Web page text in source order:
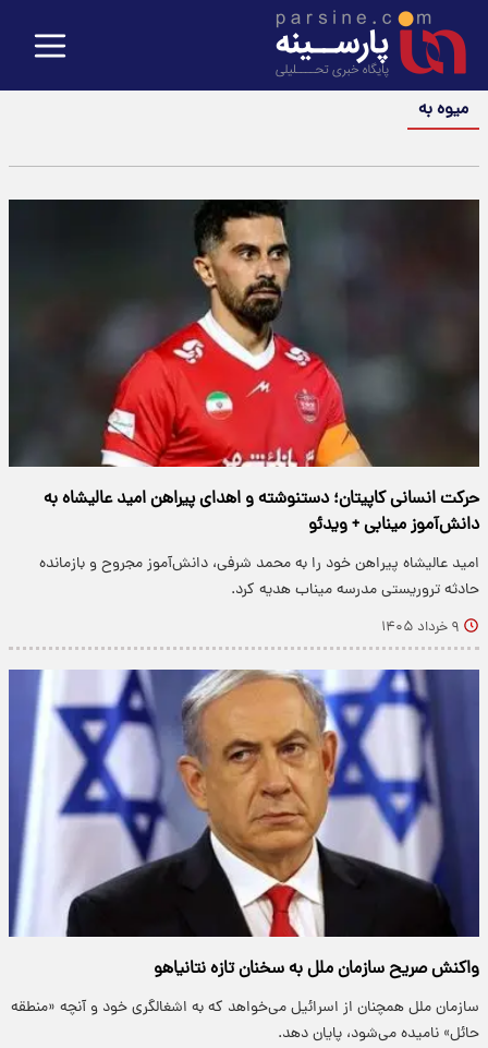
میوه به
حرکت انسانی کاپیتان؛ دستنوشته و اهدای پیراهن امید عالیشاه به
دانش‌آموز مینابی + ویدئو
امید عالیشاه پیراهن خود را به محمد شرفی، دانش‌آموز مجروح و بازمانده
حادثه تروریستی مدرسه میناب هدیه کرد.
۹ خرداد ۱۴۰۵
واکنش صریح سازمان ملل به سخنان تازه نتانیاهو
سازمان ملل همچنان از اسرائیل می‌خواهد که به اشغالگری خود و آنچه «منطقه
حائل» نامیده می‌شود، پایان دهد.